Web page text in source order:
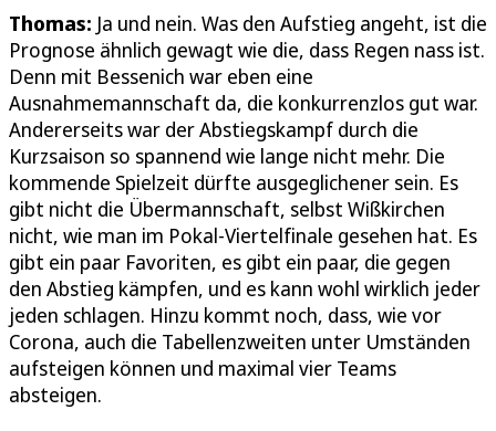
Thomas: Ja und nein. Was den Aufstieg angeht, ist die
Prognose ähnlich gewagt wie die, dass Regen nass ist.
Denn mit Bessenich war eben eine
Ausnahmemannschaft da, die konkurrenzlos gut war.
Andererseits war der Abstiegskampf durch die
Kurzsaison so spannend wie lange nicht mehr. Die
kommende Spielzeit dürfte ausgeglichener sein. Es
gibt nicht die Übermannschaft, selbst Wißkirchen
nicht, wie man im Pokal-Viertelfinale gesehen hat. Es
gibt ein paar Favoriten, es gibt ein paar, die gegen
den Abstieg kämpfen, und es kann wohl wirklich jeder
jeden schlagen. Hinzu kommt noch, dass, wie vor
Corona, auch die Tabellenzweiten unter Umständen
aufsteigen können und maximal vier Teams
absteigen.